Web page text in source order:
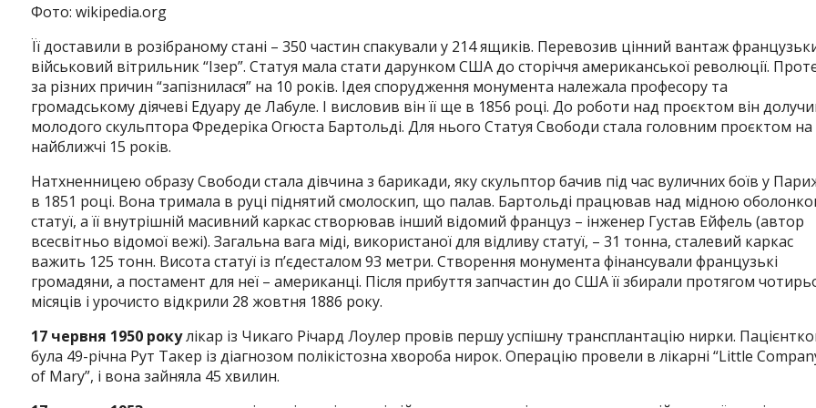
Фото: wikipedia.org
Її доставили в розібраному стані – 350 частин спакували у 214 ящиків. Перевозив цінний вантаж
військовий вітрильник “Ізер”. Статуя мала стати дарунком США до сторіччя американської революції.
за різних причин “запізнилася” на 10 років. Ідея спорудження монумента належала професору та
громадському діячеві Едуару де Лабуле. І висловив він її ще в 1856 році. До роботи над проєктом він
молодого скульптора Фредеріка Огюста Бартольді. Для нього Статуя Свободи стала головним проєктом на
найближчі 15 років.
Натхненницею образу Свободи стала дівчина з барикади, яку скульптор бачив під час вуличних боїв у
в 1851 році. Вона тримала в руці піднятий смолоскип, що палав. Бартольді працював над мідною
статуї, а її внутрішній масивний каркас створював інший відомий француз – інженер Густав Ейфель (автор
всесвітньо відомої вежі). Загальна вага міді, використаної для відливу статуї, – 31 тонна, сталевий каркас
важить 125 тонн. Висота статуї із п’єдесталом 93 метри. Створення монумента фінансували французькі
громадяни, а постамент для неї – американці. Після прибуття запчастин до США її збирали протягом
місяців і урочисто відкрили 28 жовтня 1886 року.
17 червня 1950 рокулікар із Чикаго Річард Лоулер провів першу успішну трансплантацію нирки.
була 49-річна Рут Такер із діагнозом полікістозна хвороба нирок. Операцію провели в лікарні “Little
of Mary”, і вона зайняла 45 хвилин.